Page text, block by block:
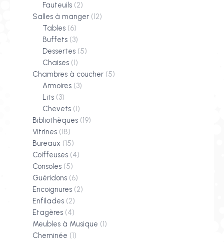
Fauteuils (2)
Salles à manger (12)
Tables (6)
Buffets (3)
Dessertes (5)
Chaises (1)
Chambres à coucher (5)
Armoires (3)
Lits (3)
Chevets (1)
Bibliothèques (19)
Vitrines (18)
Bureaux (15)
Coiffeuses (4)
Consoles (5)
Guéridons (6)
Encoignures (2)
Enfilades (2)
Etagères (4)
Meubles à Musique (1)
Cheminée (1)